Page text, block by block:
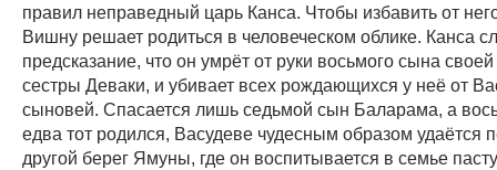
правил неправедный царь Канса. Чтобы избавить от
Вишну решает родиться в человеческом облике. Канса
предсказание, что он умрёт от руки восьмого сына
сестры Деваки, и убивает всех рождающихся у неё от
сыновей. Спасается лишь седьмой сын Баларама, а
едва тот родился, Васудеве чудесным образом удаётся
другой берег Ямуны, где он воспитывается в семье